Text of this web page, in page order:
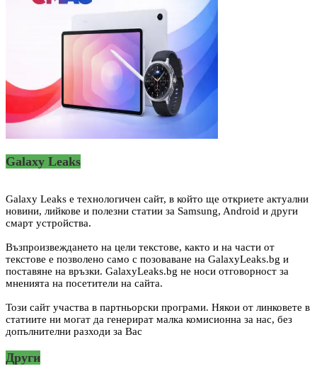
Galaxy Leaks
Galaxy Leaks е технологичен сайт, в който ще откриете актуални
новини, лийкове и полезни статии за Samsung, Android и други
смарт устройства.
Възпроизвеждането на цели текстове, както и на части от
текстове е позволено само с позоваване на GalaxyLeaks.bg и
поставяне на връзки. GalaxyLeaks.bg не носи отговорност за
мненията на посетители на сайта.
Този сайт участва в партньорски програми. Някои от линковете в
статиите ни могат да генерират малка комисионна за нас, без
допълнителни разходи за Вас
Други